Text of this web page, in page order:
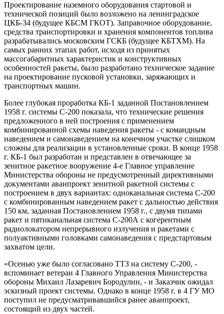
Проектирование наземного оборудования стартовой и
технической позиций было возложено на ленинградское
ЦКБ-34 (будущее КБСМ ГКОТ). Заправочное оборудование,
средства транспортировки и хранения компонентов топлива
разрабатывались московским ГСКБ (будущее КБТХМ). На
самых ранних этапах работ, исходя из принятых
массогабаритных характеристик и конструктивных
особенностей ракеты, было разработано техническое задание
на проектирование пусковой установки, заряжающих и
транспортных машин.
Более глубокая проработка КБ-1 заданной Постановлением
1958 г. системы С-200 показала, что технические решения
предложенного в ней построения с применением
комбинированной схемы наведения ракеты - с командным
наведением и самонаведением на конечном участке слишком
сложны для реализации в установленные сроки. В конце 1958
г. КБ-1 был разработан и представлен в отвечающее за
зенитное ракетное вооружение 4-е Главное управление
Министерства обороны не предусмотренный директивными
документами аванпроект зенитной ракетной системы с
построением в двух вариантах: одноканальная система С-200
с комбинированным наведением ракет с дальностью действия
150 км, заданная Постановлением 1958 г., с двумя типами
ракет и пятиканальная система С-200А с когерентным
радиолокатором непрерывного излучения и ракетами с
полуактивными головками самонаведения с предстартовым
захватом цели.
«Осенью уже было согласовано ТТЗ на систему С-200, -
вспоминает ветеран 4 Главного Управления Министерства
обороны Михаил Лазаревич Бородулин, - и Заказчик ожидал
эскизный проект системы. Однако в конце 1958 г. в 4 ГУ МО
поступил не предусматривавшийся ранее аванпроект,
состоящий из двух частей.